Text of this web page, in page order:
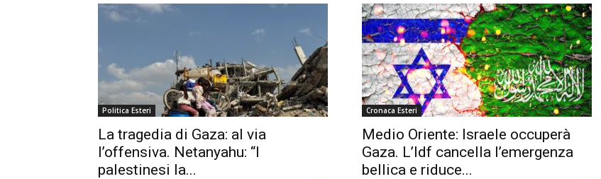
Politica Esteri
La tragedia di Gaza: al via
l’offensiva. Netanyahu: “I
palestinesi la...
Cronaca Esteri
Medio Oriente: Israele occuperà
Gaza. L’Idf cancella l’emergenza
bellica e riduce...